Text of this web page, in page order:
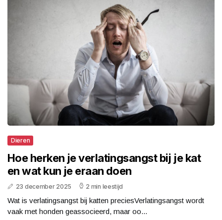
Dieren
Hoe herken je verlatingsangst bij je kat
en wat kun je eraan doen
23 december 2025 2 min leestijd
Wat is verlatingsangst bij katten preciesVerlatingsangst wordt
vaak met honden geassocieerd, maar oo...